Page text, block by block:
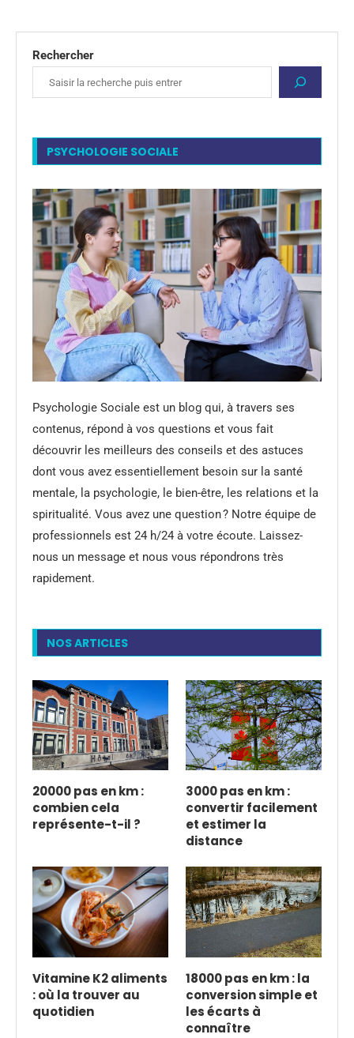
Rechercher
PSYCHOLOGIE SOCIALE
Psychologie Sociale est un blog qui, à travers ses
contenus, répond à vos questions et vous fait
découvrir les meilleurs des conseils et des astuces
dont vous avez essentiellement besoin sur la santé
mentale, la psychologie, le bien-être, les relations et la
spiritualité. Vous avez une question ? Notre équipe de
professionnels est 24 h/24 à votre écoute. Laissez-
nous un message et nous vous répondrons très
rapidement.
NOS ARTICLES
20000 pas en km :
combien cela
représente-t-il ?
3000 pas en km :
convertir facilement
et estimer la
distance
Vitamine K2 aliments
: où la trouver au
quotidien
18000 pas en km : la
conversion simple et
les écarts à
connaître